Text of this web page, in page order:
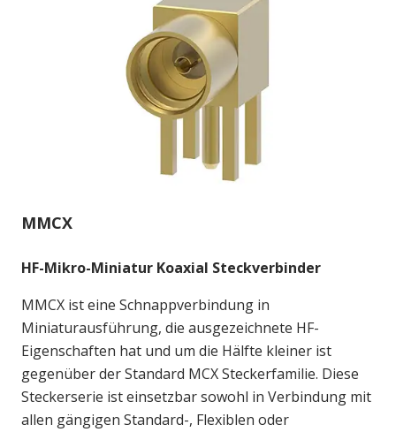
MMCX
HF-Mikro-Miniatur Koaxial Steckverbinder
MMCX ist eine Schnappverbindung in
Miniaturausführung, die ausgezeichnete HF-
Eigenschaften hat und um die Hälfte kleiner ist
gegenüber der Standard MCX Steckerfamilie. Diese
Steckerserie ist einsetzbar sowohl in Verbindung mit
allen gängigen Standard-, Flexiblen oder